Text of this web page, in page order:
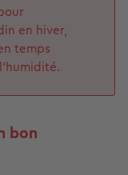
en hiver,
temps
bon